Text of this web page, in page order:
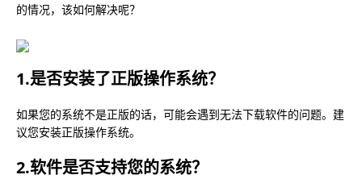
的情况，该如何解决呢？
1.是否安装了正版操作系统？
如果您的系统不是正版的话，可能会遇到无法下载软件的问题。建
议您安装正版操作系统。
2.软件是否支持您的系统？